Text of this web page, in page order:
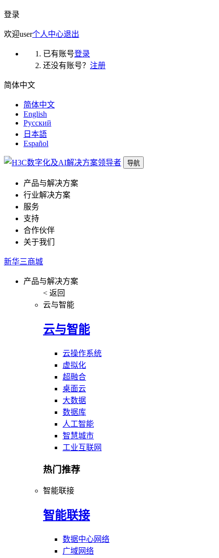
登录
欢迎user个人中心退出
已有账号登录
还没有账号？ 注册
简体中文
简体中文
English
Русский
日本語
Español
导航
产品与解决方案
行业解决方案
服务
支持
合作伙伴
关于我们
新华三商城
产品与解决方案
< 返回
云与智能
云与智能
云操作系统
虚拟化
超融合
桌面云
大数据
数据库
人工智能
智慧城市
工业互联网
热门推荐
智能联接
智能联接
数据中心网络
广域网络